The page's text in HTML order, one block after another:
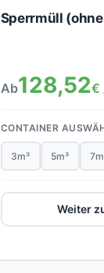
Sperrmüll
Ab128,52€
CONTAINER
3m³ 5m³
Weiter